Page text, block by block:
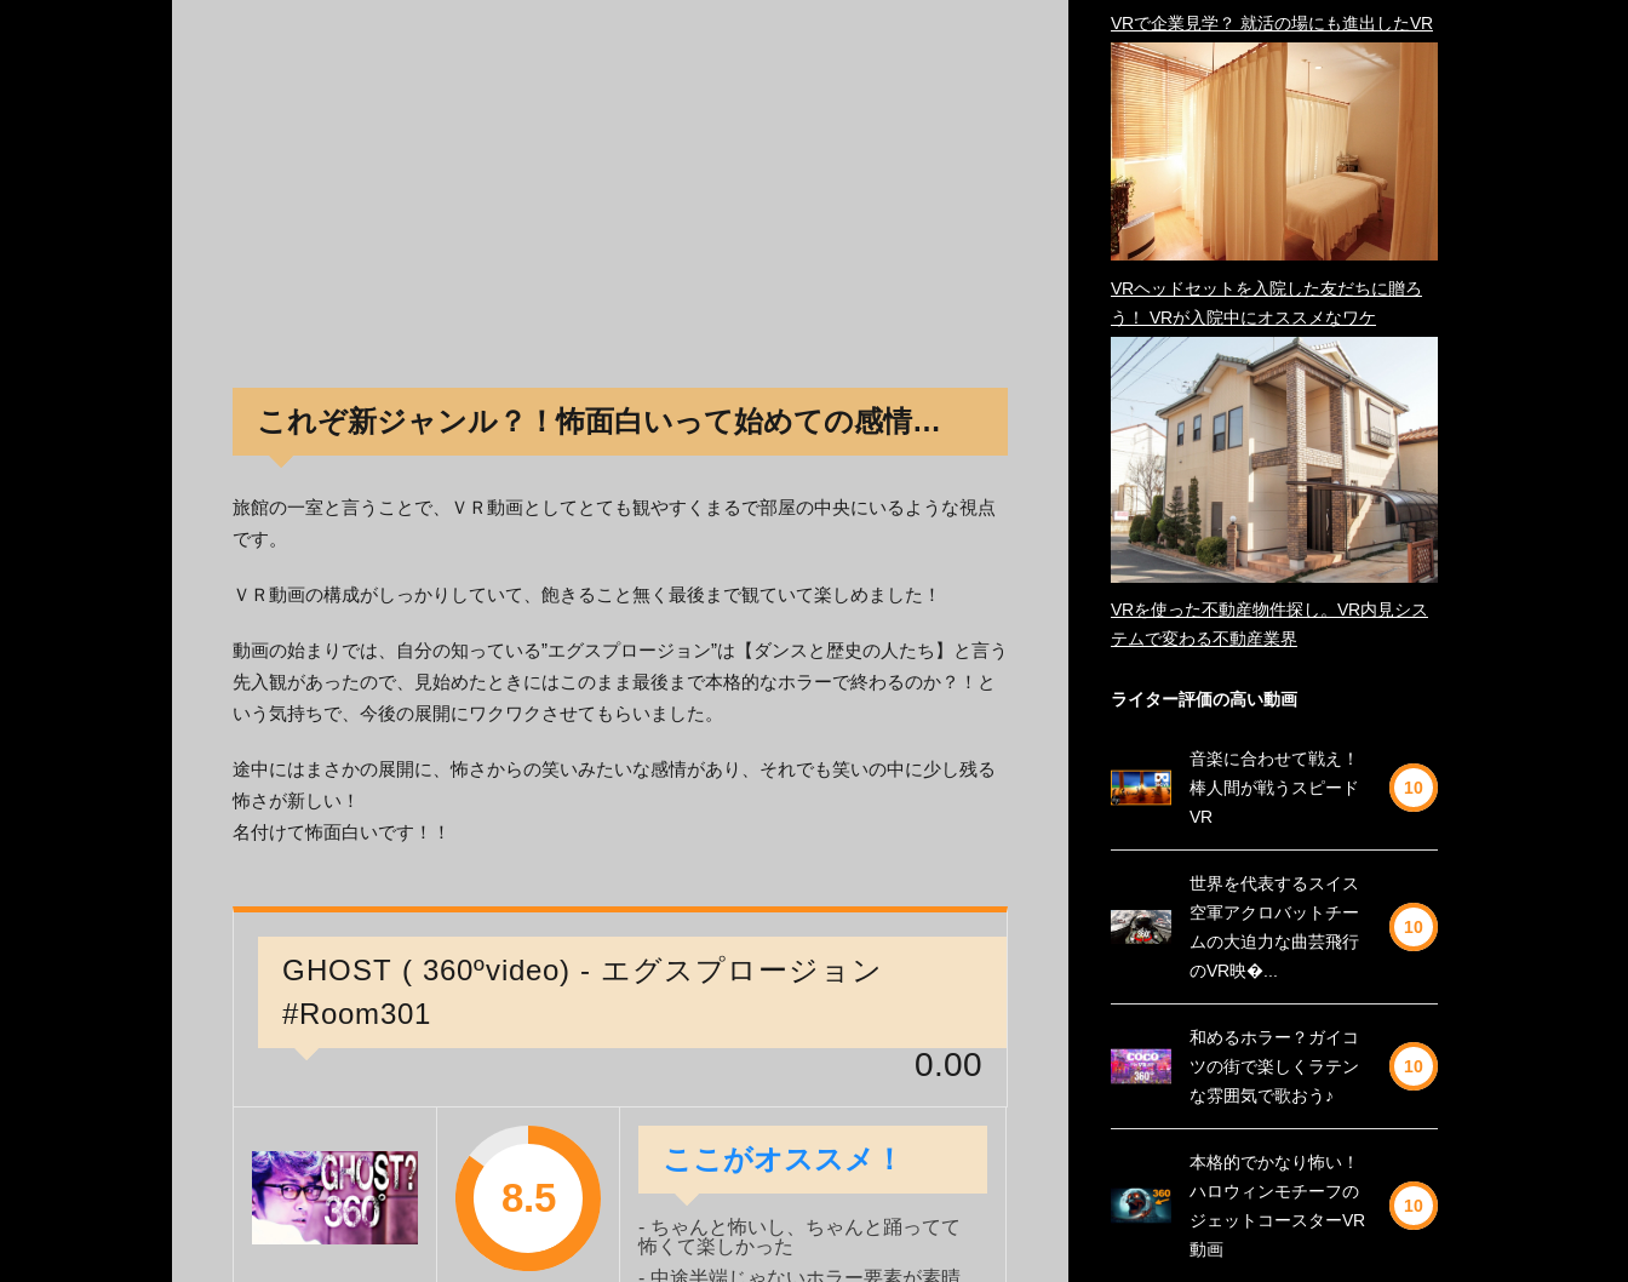
これぞ新ジャンル？！怖面白いって始めての感情…
旅館の一室と言うことで、ＶＲ動画としてとても観やすくまるで部屋の中央にいるような視点
です。
ＶＲ動画の構成がしっかりしていて、飽きること無く最後まで観ていて楽しめました！
動画の始まりでは、自分の知っている”エグスプロージョン”は【ダンスと歴史の人たち】と言う
先入観があったので、見始めたときにはこのまま最後まで本格的なホラーで終わるのか？！と
いう気持ちで、今後の展開にワクワクさせてもらいました。
途中にはまさかの展開に、怖さからの笑いみたいな感情があり、それでも笑いの中に少し残る
怖さが新しい！
名付けて怖面白いです！！
GHOST ( 360ºvideo) - エグスプロージョン
#Room301
0.00
8.5
ここがオススメ！
ちゃんと怖いし、ちゃんと踊ってて
怖くて楽しかった
中途半端じゃないホラー要素が素晴
VRで企業見学？ 就活の場にも進出したVR
VRヘッドセットを入院した友だちに贈ろ
う！ VRが入院中にオススメなワケ
VRを使った不動産物件探し。VR内見シス
テムで変わる不動産業界
ライター評価の高い動画
音楽に合わせて戦え！
棒人間が戦うスピード
VR
10
世界を代表するスイス
空軍アクロバットチー
ムの大迫力な曲芸飛行
のVR映�...
10
和めるホラー？ガイコ
ツの街で楽しくラテン
な雰囲気で歌おう♪
10
本格的でかなり怖い！
ハロウィンモチーフの
ジェットコースターVR
動画
10